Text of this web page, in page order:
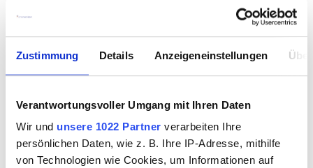
Zustimmung Details Anzeigeneinstellungen
Verantwortungsvoller Umgang mit Ihren Daten
Wir und unsere 1022 Partner verarbeiten Ihre
persönlichen Daten, wie z. B. Ihre IP-Adresse, mithilfe
von Technologien wie Cookies, um Informationen auf